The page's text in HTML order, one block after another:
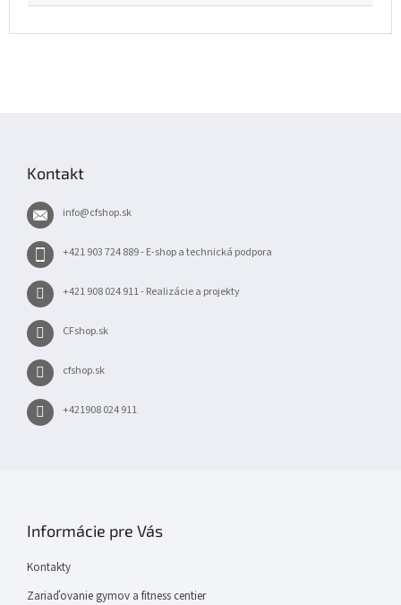
Kontakt
info@cfshop.sk
+421 903 724 889 - E-shop a technická podpora
+421 908 024 911 - Realizácie a projekty
CFshop.sk
cfshop.sk
+421908 024 911
Informácie pre Vás
Kontakty
Zariaďovanie gymov a fitness centier